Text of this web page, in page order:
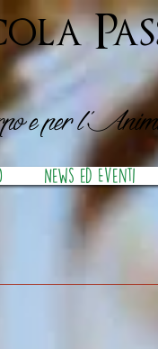
e per
News ed Eventi